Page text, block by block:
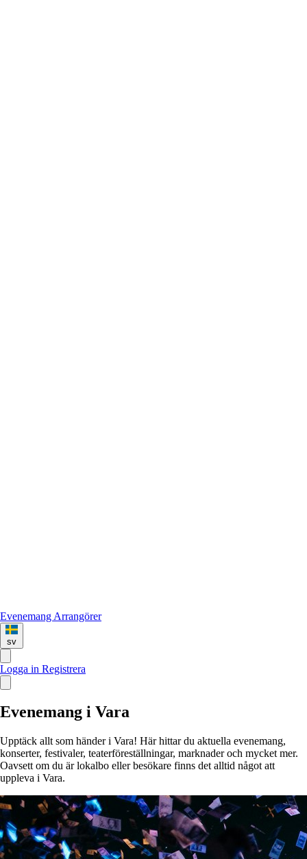
Evenemang Arrangörer
sv
Logga in Registrera
Evenemang i Vara
Upptäck allt som händer i Vara! Här hittar du aktuella evenemang,
konserter, festivaler, teaterföreställningar, marknader och mycket mer.
Oavsett om du är lokalbo eller besökare finns det alltid något att
uppleva i Vara.